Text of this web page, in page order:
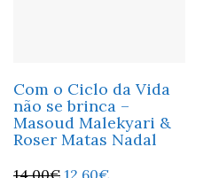
Com o Ciclo da Vida
não se brinca –
Masoud Malekyari &
Roser Matas Nadal
14,00€ 12,60€